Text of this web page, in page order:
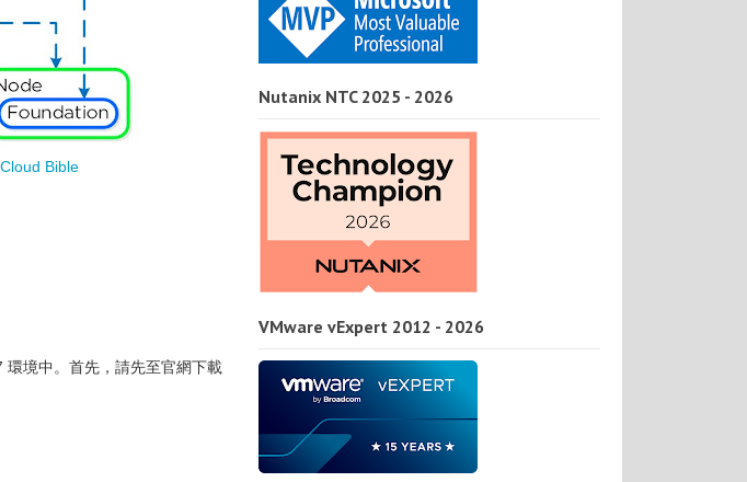
Bible
境中。首先，請先至官網下載
Nutanix NTC 2025 - 2026
VMware vExpert 2012 - 2026